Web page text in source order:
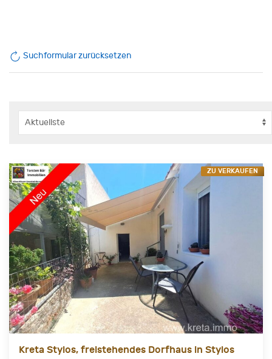
Suchformular zurücksetzen
Kreta Stylos, freistehendes Dorfhaus in Stylos
ZU VERKAUFEN